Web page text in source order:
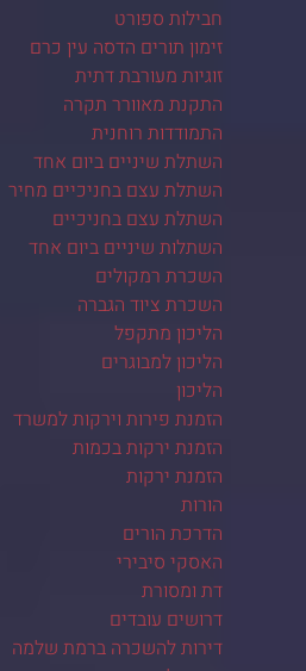
חבילות ספורט
זימון תורים הדסה עין כרם
זוגיות מעורבת דתית
התקנת מאוורר תקרה
התמודדות רוחנית
השתלת שיניים ביום אחד
השתלת עצם בחניכיים מחיר
השתלת עצם בחניכיים
השתלות שיניים ביום אחד
השכרת רמקולים
השכרת ציוד הגברה
הליכון מתקפל
הליכון למבוגרים
הליכון
הזמנת פירות וירקות למשרד
הזמנת ירקות בכמות
הזמנת ירקות
הורות
הדרכת הורים
האסקי סיבירי
דת ומסורת
דרושים עובדים
דירות להשכרה ברמת שלמה